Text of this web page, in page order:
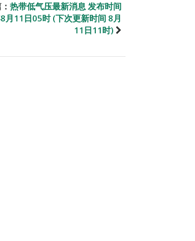
热带低气压最新消息 发布时间
月11日05时 (下次更新时间 8月
11日11时)